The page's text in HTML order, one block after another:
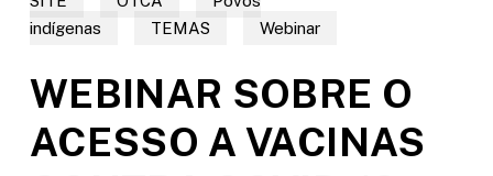
indígenas
TEMAS Webinar
WEBINAR SOBRE O
ACESSO A VACINAS